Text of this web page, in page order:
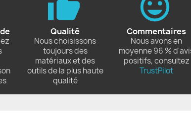
Qualité
Nous choisissons
toujours des
matériaux et des
outils de la plus haute
qualité
Commentaires
Nous avons en
moyenne 96 %
positifs, consultez
TrustPilot